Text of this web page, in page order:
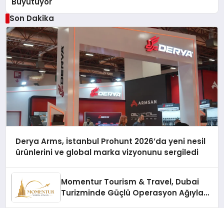
Son Dakika
Derya Arms, İstanbul Prohunt 2026’da yeni nesil
ürünlerini ve global marka vizyonunu sergiledi
Momentur Tourism & Travel, Dubai
Turizminde Güçlü Operasyon Ağıyla